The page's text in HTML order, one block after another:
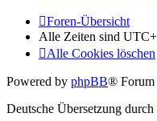
Foren-Übersicht
Alle Zeiten sind
Alle Cookies löschen
Powered by phpBB® Forum
Deutsche Übersetzung durch